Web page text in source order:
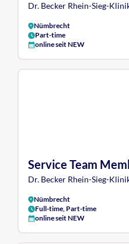
Dr. Becker Rhein-Sieg-
Nümbrecht
Part-time
online seit NEW
Service Team
Dr. Becker Rhein-Sieg-
Nümbrecht
Full-time, Part-time
online seit NEW